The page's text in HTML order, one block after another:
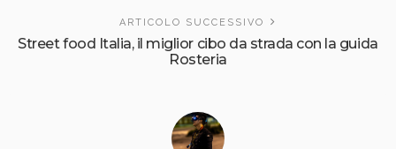
ARTICOLO SUCCESSIVO
Street food Italia, il miglior cibo da strada con la guida
Rosteria